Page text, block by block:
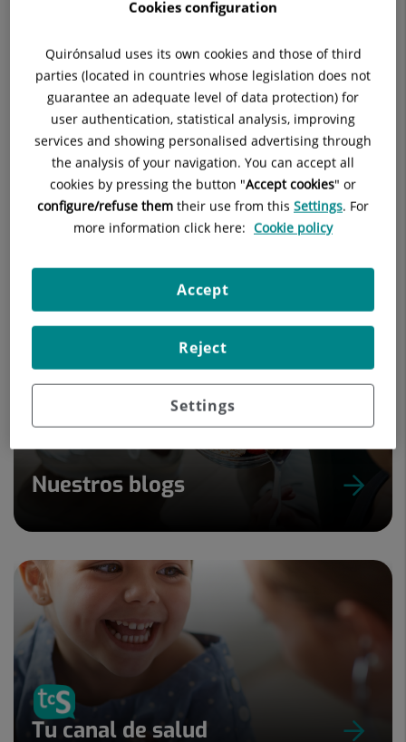
Descripción Cuadro médico
Consulta lainformación completade esta
especialidaden laweb de Quirónsalud.
Nuestros blogs
Tu canal de salud
Cookies configuration
Quirónsalud uses its own cookies and those of third
parties (located in countries whose legislation does not
guarantee an adequate level of data protection) for
user authentication, statistical analysis, improving
services and showing personalised advertising through
the analysis of your navigation. You can accept all
cookies by pressing the button "Accept cookies" or
configure/refuse them their use from this Settings. For
more information click here: Cookie policy
Settings
Reject
Accept